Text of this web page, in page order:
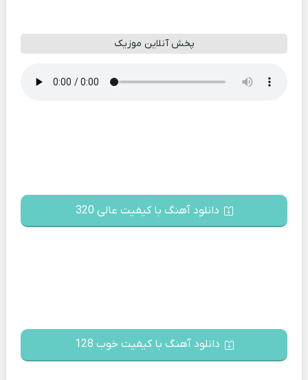
پخش آنلاین موزیک
دانلود آهنگ با کیفیت عالی 320
دانلود آهنگ با کیفیت خوب 128